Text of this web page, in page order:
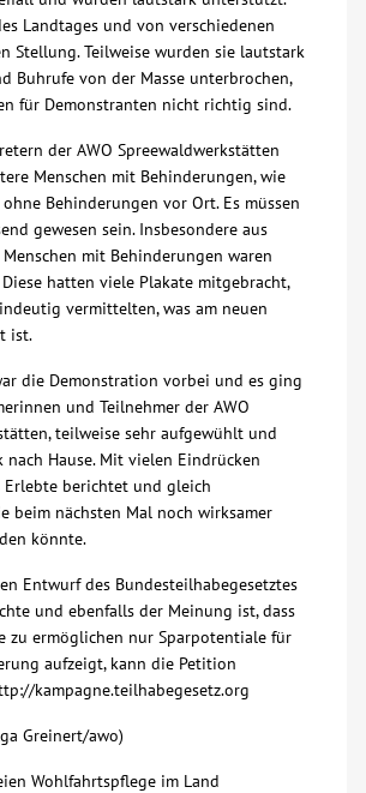
Landtages und von verschiedenen
Stellung. Teilweise wurden sie lautstark
Buhrufe von der Masse unterbrochen,
für Demonstranten nicht richtig sind.
der AWO Spreewaldwerkstätten
Menschen mit Behinderungen, wie
Behinderungen vor Ort. Es müssen
gewesen sein. Insbesondere aus
mit Behinderungen waren
hatten viele Plakate mitgebracht,
vermittelten, was am neuen
ist.
die Demonstration vorbei und es ging
und Teilnehmer der AWO
teilweise sehr aufgewühlt und
nach Hause. Mit vielen Eindrücken
Erlebte berichtet und gleich
beim nächsten Mal noch wirksamer
könnte.
Entwurf des Bundesteilhabegesetztes
und ebenfalls der Meinung ist, dass
zu ermöglichen nur Sparpotentiale für
aufzeigt, kann die Petition
kampagne.teilhabegesetz.org
Greinert/awo)
Wohlfahrtspflege im Land